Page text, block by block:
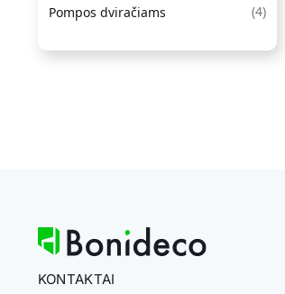
Pompos dviračiams
(4)
KONTAKTAI